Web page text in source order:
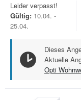
Leider verpasst!
Gültig: 10.04. -
25.04.
Dieses
Aktuelle
Opti